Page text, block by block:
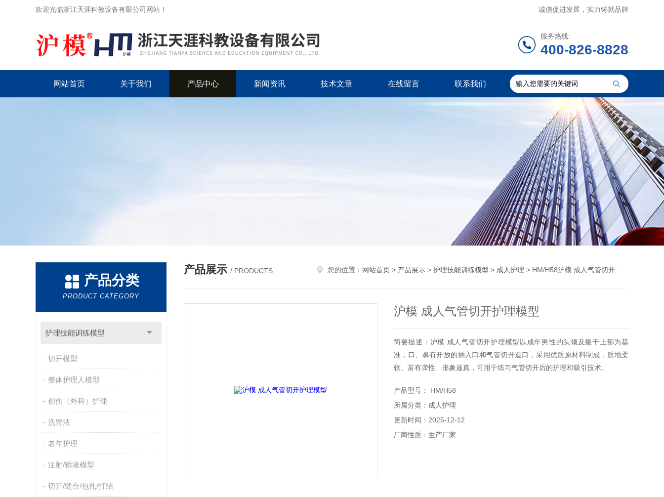
欢迎光临浙江天涯科教设备有限公司网站！ 诚信促进发展，实力铸就品牌
服务热线:
400-826-8828
网站首页 关于我们 产品中心 新闻资讯 技术文章 在线留言 联系我们
产品分类
PRODUCT CATEGORY
护理技能训练模型
切开模型
整体护理人模型
创伤（外科）护理
洗胃法
老年护理
注射/输液模型
切开/缝合/包扎/打结
产品展示 / PRODUCTS 您的位置： 网站首页 > 产品展示 > 护理技能训练模型 > 成人护理 > HM/H58沪模 成人气管切开护理模型
沪模 成人气管切开护理模型
简要描述：沪模 成人气管切开护理模型以成年男性的头颈及躯干上部为基
准，口、鼻有开放的插入口和气管切开造口，采用优质原材料制成，质地柔
软、富有弹性、形象逼真，可用于练习气管切开后的护理和吸引技术。
产品型号： HM/H58
所属分类：成人护理
更新时间：2025-12-12
厂商性质：生产厂家